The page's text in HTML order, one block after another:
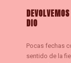
DIO
Pocas fechas
sentido de la